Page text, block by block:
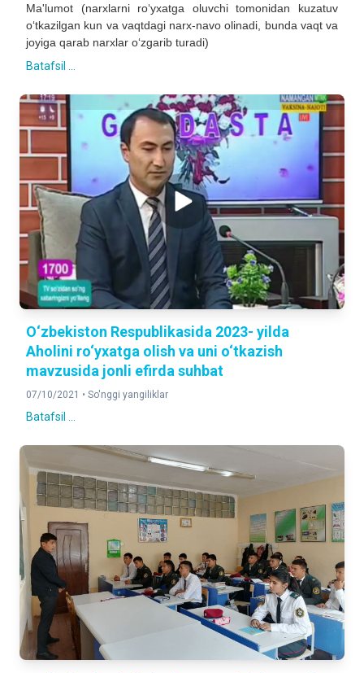
Ma'lumot (narxlarni ro‘yxatga oluvchi tomonidan kuzatuv
o‘tkazilgan kun va vaqtdagi narx-navo olinadi, bunda vaqt va
joyiga qarab narxlar o‘zgarib turadi)
Batafsil ...
O‘zbekiston Respublikasida 2023- yilda
Aholini ro‘yxatga olish va uni o‘tkazish
mavzusida jonli efirda suhbat
07/10/2021 • So'nggi yangiliklar
Batafsil ...